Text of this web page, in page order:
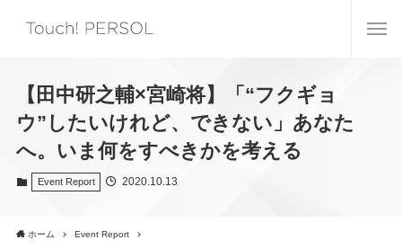
【田中研之輔×宮崎将】「“フクギョ
ウ”したいけれど、できない」あなた
へ。いま何をすべきかを考える
Event Report 2020.10.13
ホーム Event Report